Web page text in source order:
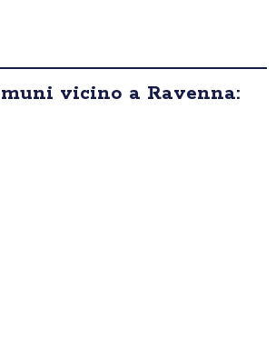
vicino a Ravenna: